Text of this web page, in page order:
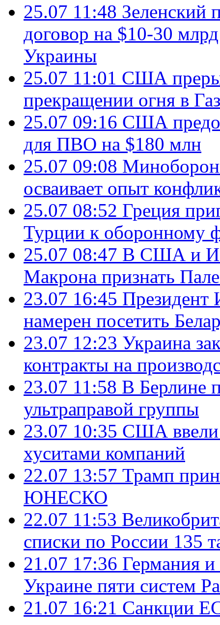
25.07 11:48 Зеленский
договор на $10-30
Украины
25.07 11:01 США
прекращении огня в
25.07 09:16 США
для ПВО на $180 млн
25.07 09:08
осваивает опыт
25.07 08:52 Греция
Турции к оборонному
25.07 08:47 В США и
Макрона признать
23.07 16:45 Президент
намерен посетить
23.07 12:23 Украина
контракты на
23.07 11:58 В Берлине
ультраправой группы
23.07 10:35 США ввели
хуситами компаний
22.07 13:57 Трамп
ЮНЕСКО
22.07 11:53
списки по России 135
21.07 17:36 Германия
Украине пяти систем
21.07 16:21 Санкции